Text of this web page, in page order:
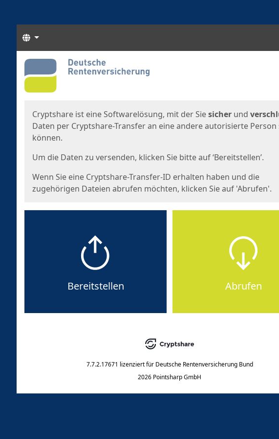
Sprachen
Start
Cryptshare ist eine Softwarelösung, mit der Siesicher und
Daten per Cryptshare-Transfer an eine andere autorisierte Person
können.
Um die Daten zu versenden, klicken Sie bitte auf ‘Bereitstellen’.
Wenn Sie eine Cryptshare-Transfer-ID erhalten haben und die
zugehörigen Dateien abrufen möchten, klicken Sie auf 'Abrufen'.
Bereitstellen Abrufen
7.7.2.17671 lizenziert für Deutsche Rentenversicherung Bund
2026 Pointsharp GmbH